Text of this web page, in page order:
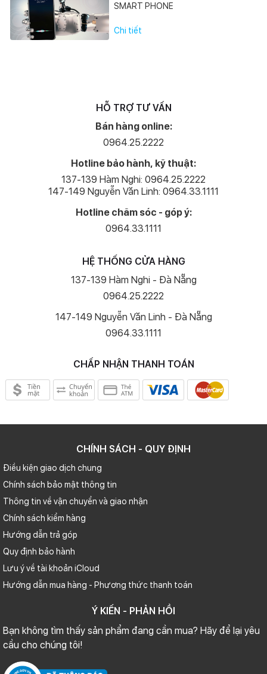
SMART PHONE
Chi tiết
HỖ TRỢ TƯ VẤN
Bán hàng online:
0964.25.2222
Hotline bảo hành, kỹ thuật:
137-139 Hàm Nghi: 0964.25.2222
147-149 Nguyễn Văn Linh: 0964.33.1111
Hotline chăm sóc - góp ý:
0964.33.1111
HỆ THỐNG CỬA HÀNG
137-139 Hàm Nghi - Đà Nẵng
0964.25.2222
147-149 Nguyễn Văn Linh - Đà Nẵng
0964.33.1111
CHẤP NHẬN THANH TOÁN
CHÍNH SÁCH - QUY ĐỊNH
Điều kiện giao dịch chung
Chính sách bảo mật thông tin
Thông tin về vận chuyển và giao nhận
Chính sách kiểm hàng
Hướng dẫn trả góp
Quy định bảo hành
Lưu ý về tài khoản iCloud
Hướng dẫn mua hàng - Phương thức thanh toán
Ý KIẾN - PHẢN HỒI
Bạn không tìm thấy sản phẩm đang cần mua? Hãy để lại yêu
cầu cho chúng tôi!